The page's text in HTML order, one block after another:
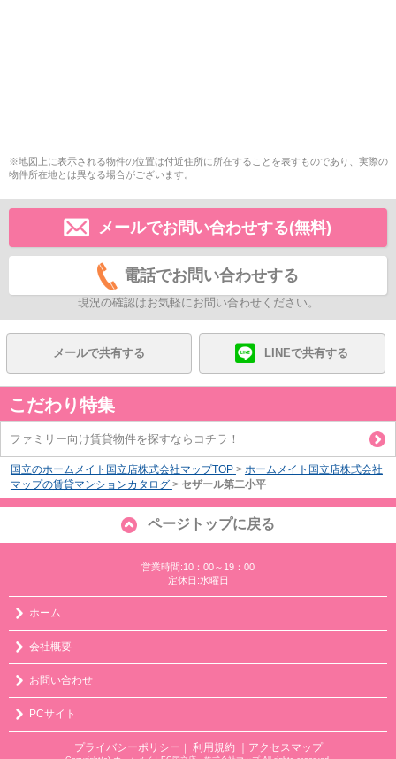
※地図上に表示される物件の位置は付近住所に所在することを表すものであり、実際の
物件所在地とは異なる場合がございます。
メールでお問い合わせする(無料)
電話でお問い合わせする
現況の確認はお気軽にお問い合わせください。
メールで共有する LINEで共有する
こだわり特集
ファミリー向け賃貸物件を探すならコチラ！
国立のホームメイト国立店株式会社マップTOP > ホームメイト国立店株式会社
マップの賃貸マンションカタログ > セザール第二小平
ページトップに戻る
営業時間:10：00～19：00
定休日:水曜日
ホーム
会社概要
お問い合わせ
PCサイト
プライバシーポリシー 利用規約 ｜アクセスマップ